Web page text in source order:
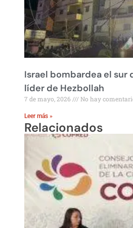
Israel bombardea el sur
líder de Hezbollah
7 de mayo, 2026 No hay
Leer más »
Relacionados